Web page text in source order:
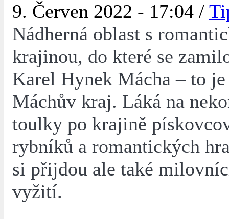
9. Červen 2022 - 17:04 /
Nádherná oblast s
krajinou, do které se
Karel Hynek Mácha – to
Máchův kraj. Láká na
toulky po krajině
rybníků a romantických
si přijdou ale také
vyžití.